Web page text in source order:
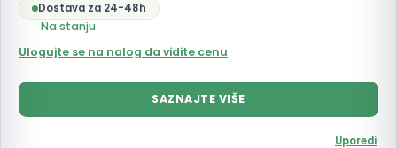
Dostava za 24-48h
Na stanju
Ulogujte se na nalog da vidite cenu
SAZNAJTE VIŠE
Uporedi